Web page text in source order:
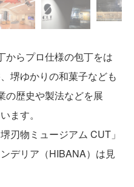
からプロ仕様の包丁をは
堺ゆかりの和菓子なども
の歴史や製法などを展
ます。
刃物ミュージアム CUT」
デリア（HIBANA）は見